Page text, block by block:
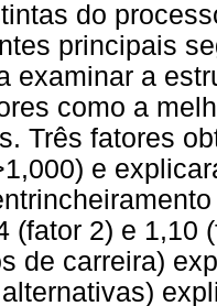
do
principais
examinar a
como a
Três fatores
e
(fator 2) e 1,10
de carreira)